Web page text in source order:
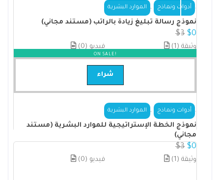
الموارد البشرية أدوات ونماذج
نموذج رسالة تبليغ زيادة بالراتب (مستند مجاني)
$3 $0
(0) فيديو (1) وثيقة
ON SALE!
شراء
الموارد البشرية أدوات ونماذج
نموذج الخطة الإستراتيجية للموارد البشرية (مستند
مجاني)
$3 $0
(0) فيديو (1) وثيقة